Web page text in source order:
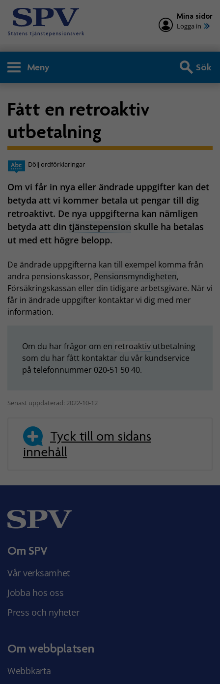
Mina sidor
Logga in
Meny Sök
Fått en retroaktiv
utbetalning
Dölj ordförklaringar
Om vi får in nya eller ändrade uppgifter kan det
betyda att vi kommer betala ut pengar till dig
retroaktivt. De nya uppgifterna kan nämligen
betyda att din tjänstepension skulle ha betalas
ut med ett högre belopp.
De ändrade uppgifterna kan till exempel komma från
andra pensionskassor, Pensionsmyndigheten,
Försäkringskassan eller din tidigare arbetsgivare. När vi
får in ändrade uppgifter kontaktar vi dig med mer
information.
Om du har frågor om en retroaktiv utbetalning
som du har fått kontaktar du vår kundservice
på telefonnummer 020-51 50 40.
Senast uppdaterad: 2022-10-12
Tyck till om sidans
innehåll
Om SPV
Vår verksamhet
Jobba hos oss
Press och nyheter
Om webbplatsen
Webbkarta